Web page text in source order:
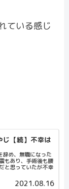
ている感じ
じ【続】不幸は
辞め、無職になった
もあり、手術後も腰
と思っていたが不幸
2021.08.16